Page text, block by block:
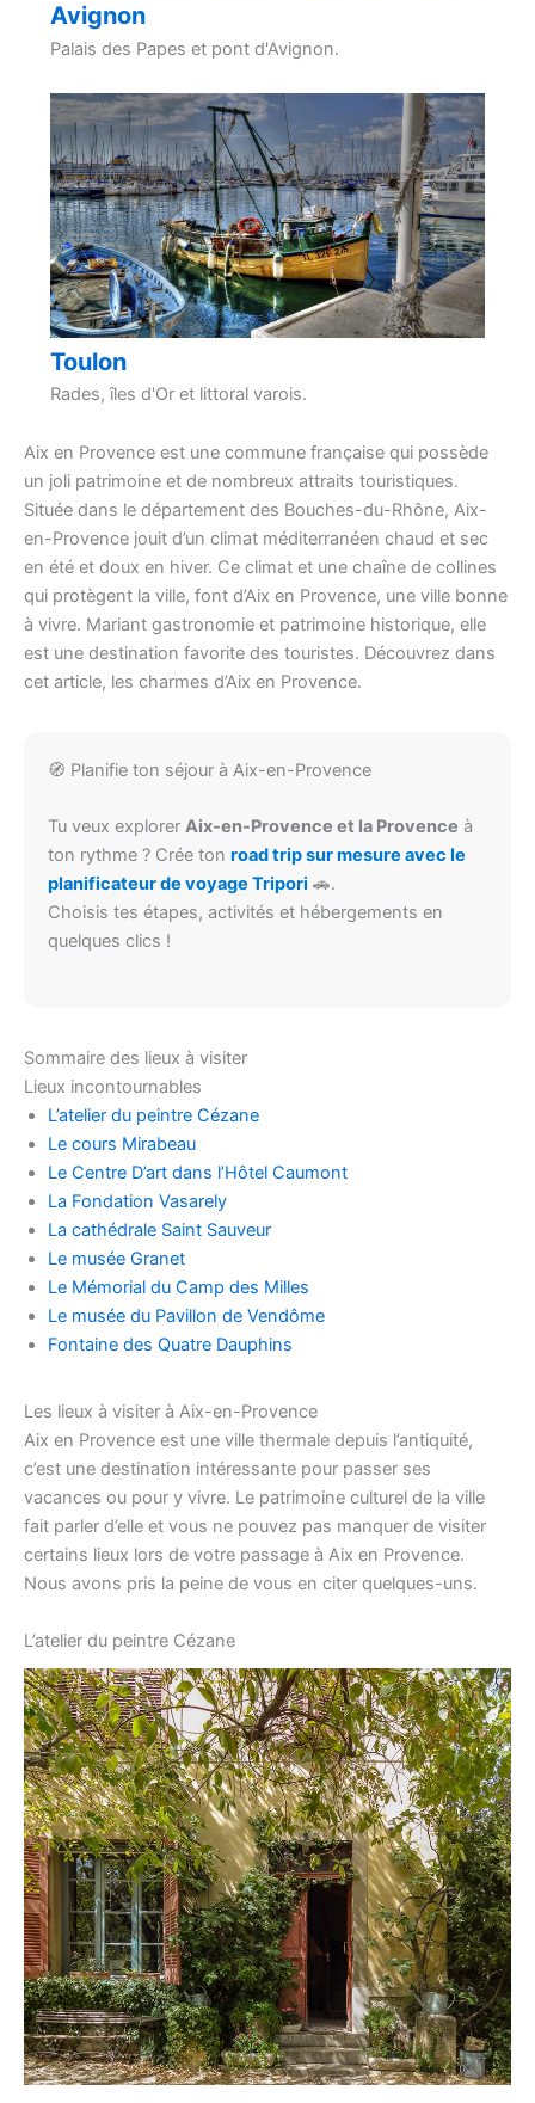
Avignon
Palais des Papes et pont d'Avignon.
Toulon
Rades, îles d'Or et littoral varois.
Aix en Provence est une commune française qui possède
un joli patrimoine et de nombreux attraits touristiques.
Située dans le département des Bouches-du-Rhône, Aix-
en-Provence jouit d’un climat méditerranéen chaud et sec
en été et doux en hiver. Ce climat et une chaîne de collines
qui protègent la ville, font d’Aix en Provence, une ville bonne
à vivre. Mariant gastronomie et patrimoine historique, elle
est une destination favorite des touristes. Découvrez dans
cet article, les charmes d’Aix en Provence.
🧭 Planifie ton séjour à Aix-en-Provence
Tu veux explorer Aix-en-Provence et la Provence à
ton rythme ? Crée ton road trip sur mesure avec le
planificateur de voyage Tripori 🚗.
Choisis tes étapes, activités et hébergements en
quelques clics !
Sommaire des lieux à visiter
Lieux incontournables
L’atelier du peintre Cézane
Le cours Mirabeau
Le Centre D’art dans l’Hôtel Caumont
La Fondation Vasarely
La cathédrale Saint Sauveur
Le musée Granet
Le Mémorial du Camp des Milles
Le musée du Pavillon de Vendôme
Fontaine des Quatre Dauphins
Les lieux à visiter à Aix-en-Provence
Aix en Provence est une ville thermale depuis l’antiquité,
c’est une destination intéressante pour passer ses
vacances ou pour y vivre. Le patrimoine culturel de la ville
fait parler d’elle et vous ne pouvez pas manquer de visiter
certains lieux lors de votre passage à Aix en Provence.
Nous avons pris la peine de vous en citer quelques-uns.
L’atelier du peintre Cézane